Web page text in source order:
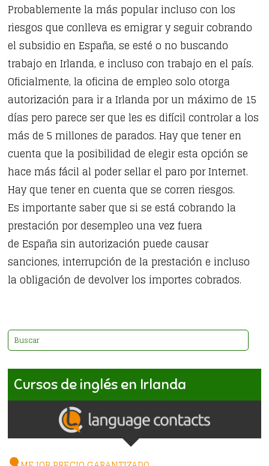
Probablemente la más popular incluso con los
riesgos que conlleva es emigrar y seguir cobrando
el subsidio en España, se esté o no buscando
trabajo en Irlanda, e incluso con trabajo en el país.
Oficialmente, la oficina de empleo solo otorga
autorización para ir a Irlanda por un máximo de 15
días pero parece ser que les es difícil controlar a los
más de 5 millones de parados. Hay que tener en
cuenta que la posibilidad de elegir esta opción se
hace más fácil al poder sellar el paro por Internet.
Hay que tener en cuenta que se corren riesgos.
Es importante saber que si se está cobrando la
prestación por desempleo una vez fuera
de España sin autorización puede causar
sanciones, interrupción de la prestación e incluso
la obligación de devolver los importes cobrados.
Cursos de inglés en Irlanda